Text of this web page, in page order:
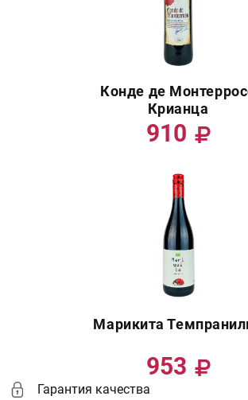
Конде де
Крианца
910
Марикита
953
Гарантия качества